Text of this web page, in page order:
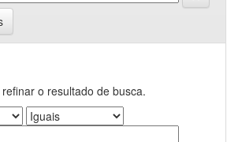
o resultado de busca.